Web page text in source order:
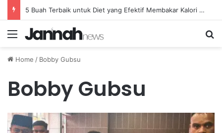
5 Buah Terbaik untuk Diet yang Efektif Membakar Kalori dengan Lebih Cepat
Menu
Home / Bobby Gubsu
Bobby Gubsu